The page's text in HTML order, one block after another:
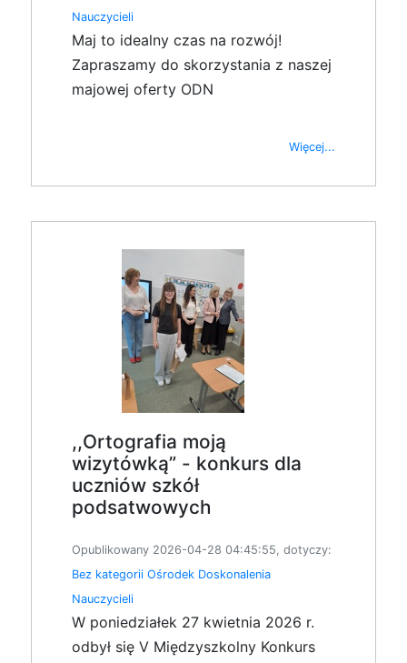
Nauczycieli
Maj to idealny czas na rozwój!
Zapraszamy do skorzystania z naszej
majowej oferty ODN
Więcej...
,,Ortografia moją
wizytówką” - konkurs dla
uczniów szkół
podsatwowych
Opublikowany 2026-04-28 04:45:55, dotyczy:
Bez kategorii Ośrodek Doskonalenia
Nauczycieli
W poniedziałek 27 kwietnia 2026 r.
odbył się V Międzyszkolny Konkurs